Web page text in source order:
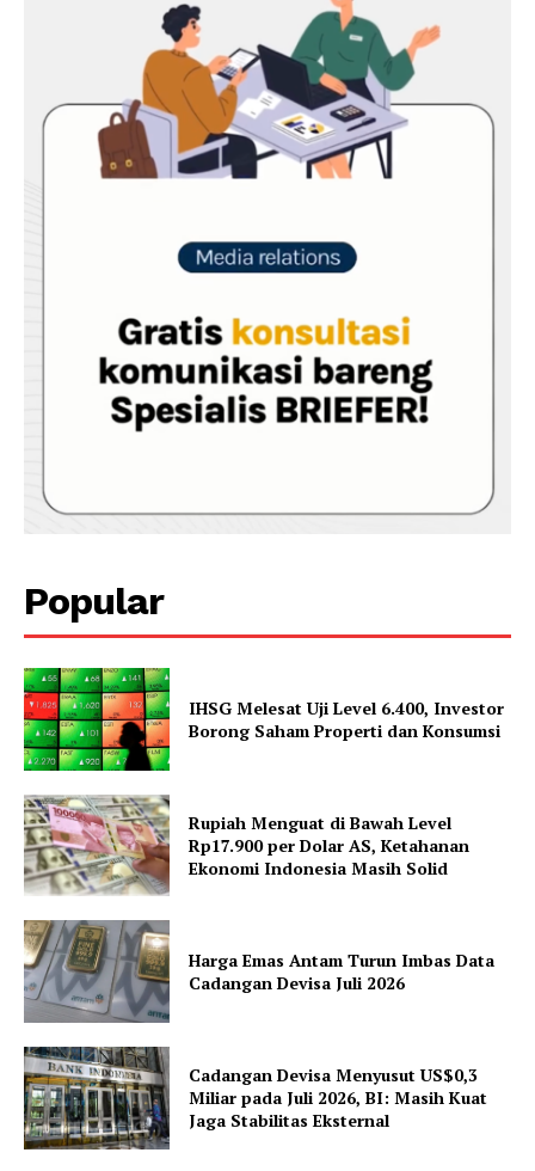
Popular
IHSG Melesat Uji Level 6.400, Investor
Borong Saham Properti dan Konsumsi
Rupiah Menguat di Bawah Level
Rp17.900 per Dolar AS, Ketahanan
Ekonomi Indonesia Masih Solid
Harga Emas Antam Turun Imbas Data
Cadangan Devisa Juli 2026
Cadangan Devisa Menyusut US$0,3
Miliar pada Juli 2026, BI: Masih Kuat
Jaga Stabilitas Eksternal